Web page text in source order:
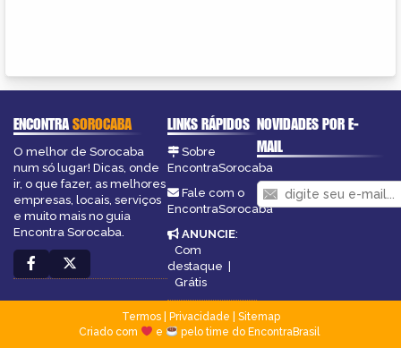
ENCONTRASOROCABA
O melhor de Sorocaba
num só lugar! Dicas, onde
ir, o que fazer, as melhores
empresas, locais, serviços
e muito mais no guia
Encontra Sorocaba.
LINKS RÁPIDOS
Sobre
EncontraSorocaba
Fale com o
EncontraSorocaba
ANUNCIE:
Com
destaque |
Grátis
NOVIDADES POR E-
MAIL
Termos| Privacidade
Sitemap
Criado com
e pelo time do EncontraBrasil